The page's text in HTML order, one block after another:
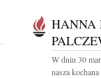
HANNA
W dniu 30
nasza